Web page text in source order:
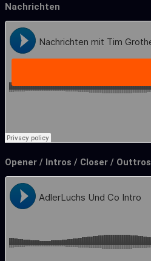
Nachrichten
Opener / Intros / Closer / Outtros